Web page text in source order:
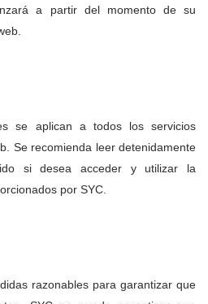
a partir del momento de su
se aplican a todos los servicios
Se recomienda leer detenidamente
si desea acceder y utilizar la
por SYC.
razonables para garantizar que